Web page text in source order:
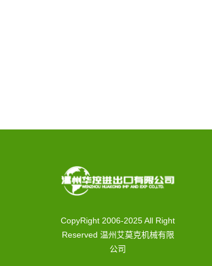
CopyRight 2006-2025 All Right
Reserved 温州艾莫克机械有限
公司